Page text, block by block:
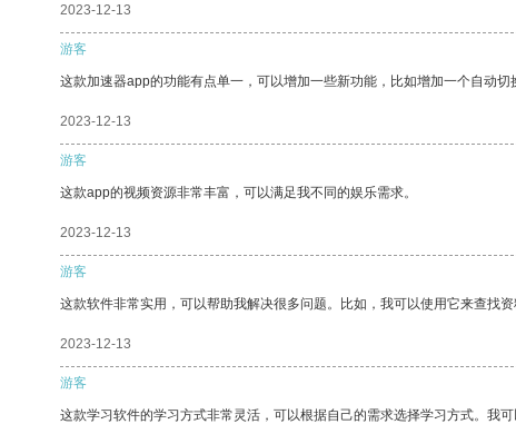
2023-12-13
游客
这款加速器app的功能有点单一，可以增加一些新功能，比如增加一个自动切
2023-12-13
游客
这款app的视频资源非常丰富，可以满足我不同的娱乐需求。
2023-12-13
游客
这款软件非常实用，可以帮助我解决很多问题。比如，我可以使用它来查找资
2023-12-13
游客
这款学习软件的学习方式非常灵活，可以根据自己的需求选择学习方式。我可